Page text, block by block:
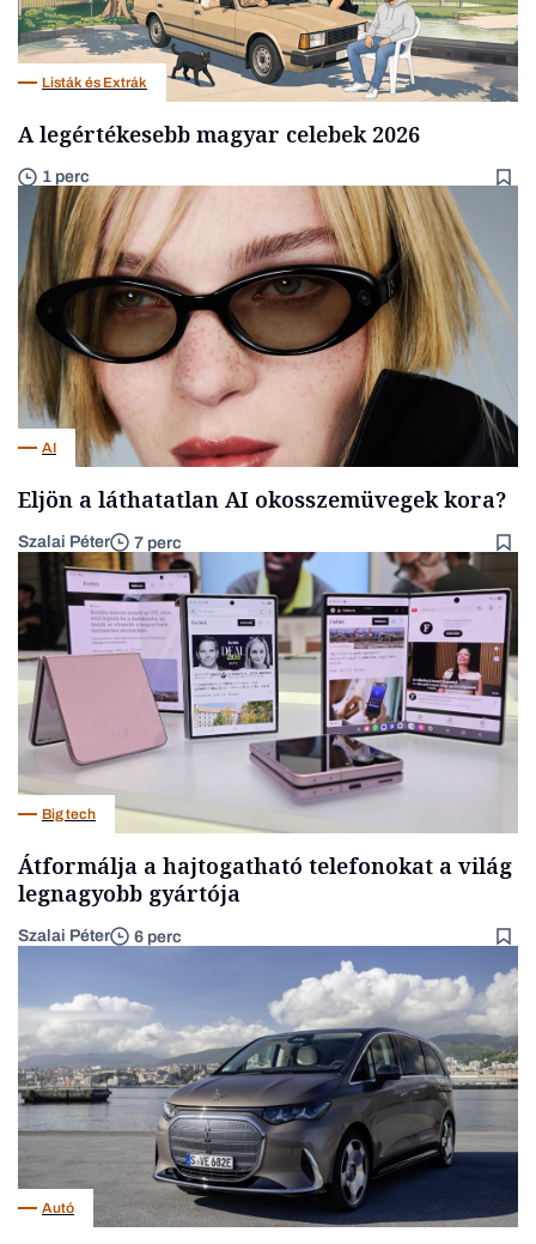
Listák és Extrák
A legértékesebb magyar celebek 2026
1 perc
AI
Eljön a láthatatlan AI okosszemüvegek kora?
Szalai Péter 7 perc
Big tech
Átformálja a hajtogatható telefonokat a világ
legnagyobb gyártója
Szalai Péter 6 perc
Autó